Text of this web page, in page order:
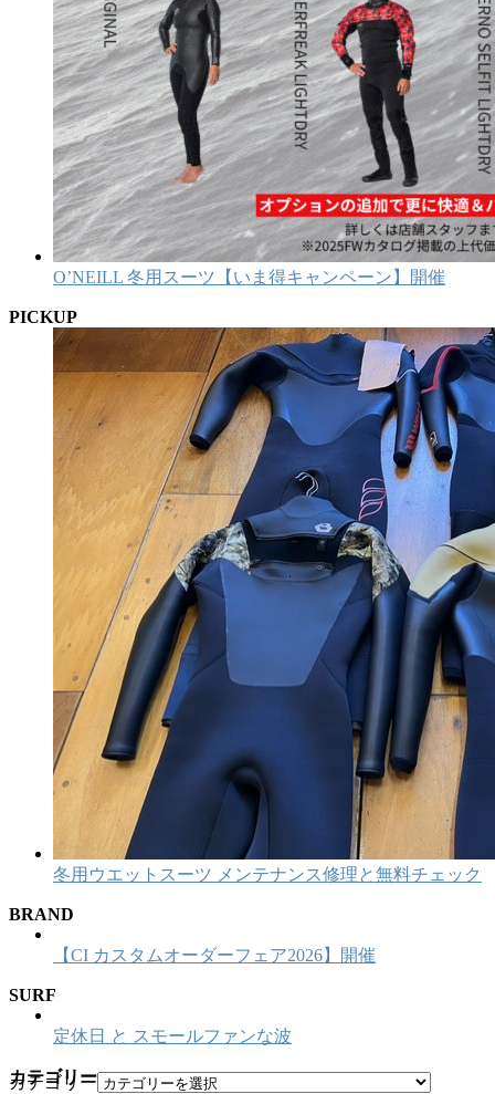
O’NEILL 冬用スーツ【いま得キャンペーン】開催
PICKUP
冬用ウエットスーツ メンテナンス修理と無料チェック
BRAND
【CI カスタムオーダーフェア2026】開催
SURF
定休日 と スモールファンな波
カテゴリー
カテゴリー